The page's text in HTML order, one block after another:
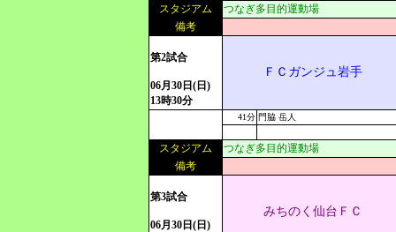
スタジアム
つなぎ多目的運動場
備考
第2試合
06月30日(日)
13時30分
ＦＣガンジュ岩手
41分 門脇 岳人
スタジアム
つなぎ多目的運動場
備考
第3試合
06月30日(日)
みちのく仙台ＦＣ